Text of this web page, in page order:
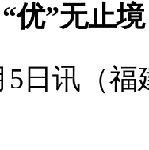
优”无止境
5日讯（